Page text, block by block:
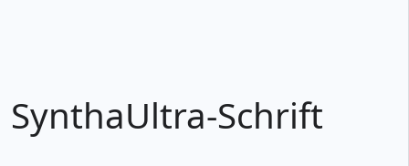
SynthaUltra-Schrift